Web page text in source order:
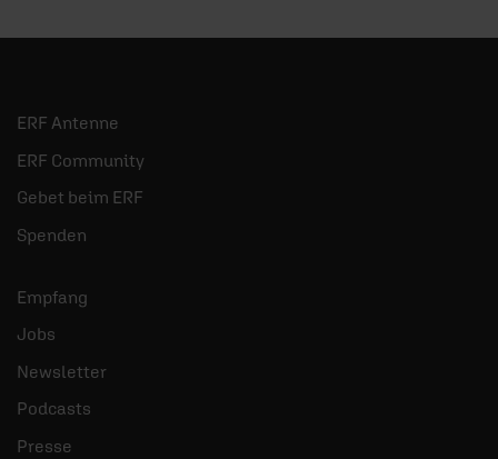
ERF Antenne
ERF Community
Gebet beim ERF
Spenden
Empfang
Jobs
Newsletter
Podcasts
Presse